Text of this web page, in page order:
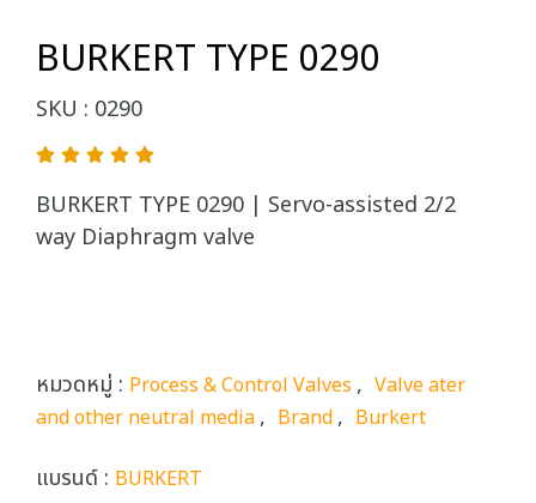
BURKERT TYPE 0290
SKU : 0290
BURKERT TYPE 0290 | Servo-assisted 2/2
way Diaphragm valve
หมวดหมู่ : Process & Control Valves , Valve ater
and other neutral media, Brand, Burkert
แบรนด์ : BURKERT